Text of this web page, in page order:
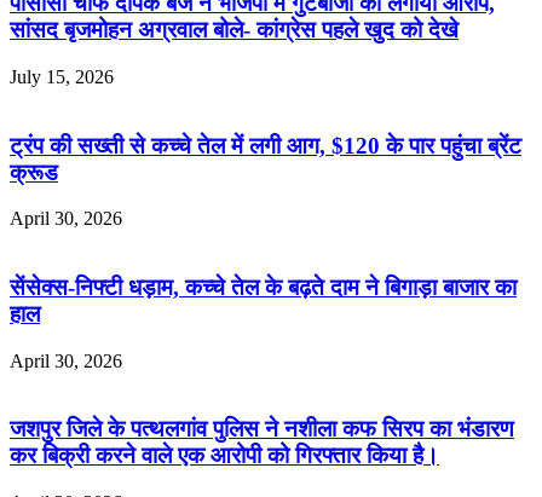
सांसद बृजमोहन अग्रवाल बोले- कांग्रेस पहले खुद को देखे
July 15, 2026
ट्रंप की सख्ती से कच्चे तेल में लगी आग, $120 के पार पहुंचा ब्रेंट
क्रूड
April 30, 2026
सेंसेक्स-निफ्टी धड़ाम, कच्चे तेल के बढ़ते दाम ने बिगाड़ा बाजार का
हाल
April 30, 2026
जशपुर जिले के पत्थलगांव पुलिस ने नशीला कफ सिरप का भंडारण
कर बिक्री करने वाले एक आरोपी को गिरफ्तार किया है।